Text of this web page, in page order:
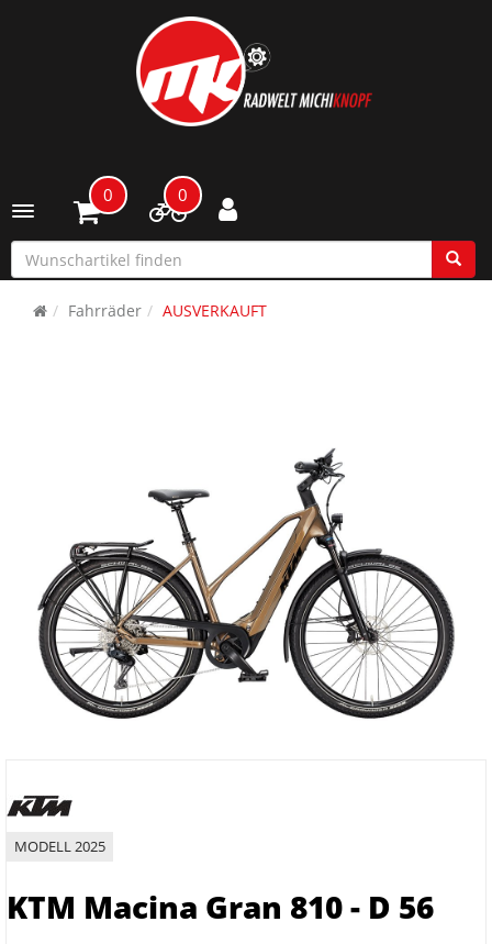
Toggle navigation
0 0
Fahrräder AUSVERKAUFT
MODELL 2025
KTM Macina Gran 810 - D 56